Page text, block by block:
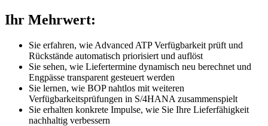
Ihr Mehrwert:
Sie erfahren, wie Advanced ATP Verfügbarkeit prüft und
Rückstände automatisch priorisiert und auflöst
Sie sehen, wie Liefertermine dynamisch neu berechnet und
Engpässe transparent gesteuert werden
Sie lernen, wie BOP nahtlos mit weiteren
Verfügbarkeitsprüfungen in S/4HANA zusammenspielt
Sie erhalten konkrete Impulse, wie Sie Ihre Lieferfähigkeit
nachhaltig verbessern